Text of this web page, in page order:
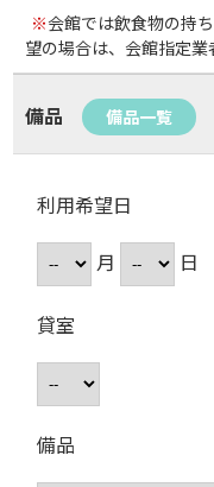
※会館では飲食物の持
望の場合は、会館指定業
備品 備品一覧
利用希望日
月
日
貸室
備品